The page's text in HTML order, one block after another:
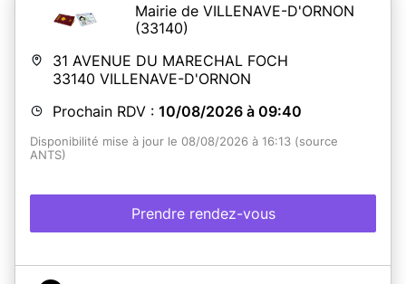
Mairie de VILLENAVE-D'ORNON
(33140)
31 AVENUE DU MARECHAL FOCH
33140 VILLENAVE-D'ORNON
Prochain RDV : 10/08/2026 à 09:40
Disponibilité mise à jour le 08/08/2026 à 16:13 (source
ANTS)
Prendre rendez-vous